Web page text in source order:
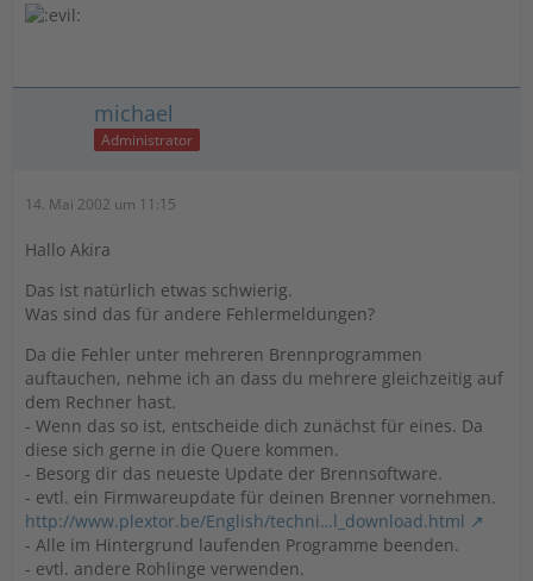
michael
Administrator
14. Mai 2002 um 11:15
Hallo Akira
Das ist natürlich etwas schwierig.
Was sind das für andere Fehlermeldungen?
Da die Fehler unter mehreren Brennprogrammen
auftauchen, nehme ich an dass du mehrere gleichzeitig auf
dem Rechner hast.
- Wenn das so ist, entscheide dich zunächst für eines. Da
diese sich gerne in die Quere kommen.
- Besorg dir das neueste Update der Brennsoftware.
- evtl. ein Firmwareupdate für deinen Brenner vornehmen.
http://www.plextor.be/English/techni…l_download.html
- Alle im Hintergrund laufenden Programme beenden.
- evtl. andere Rohlinge verwenden.